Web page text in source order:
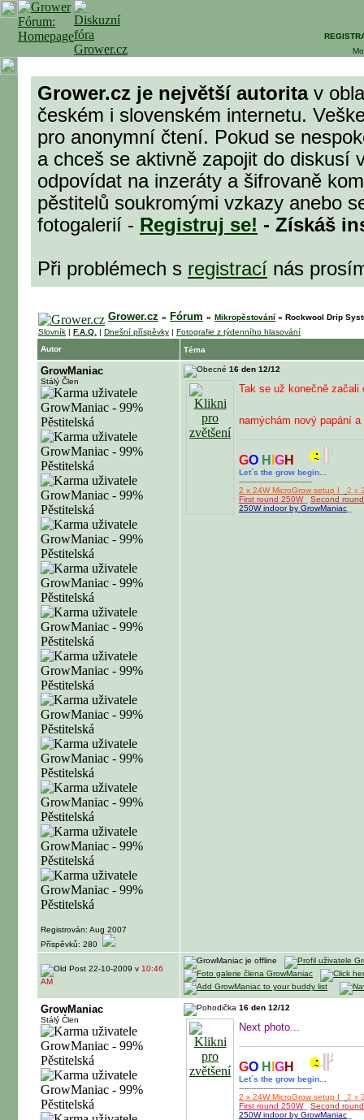
Grower.cz je největší autoritav
českém i slovenském internetu.
pro anonymní čtení. Pokud se
a chceš se aktivně zapojit do diskusí
odpovídat na inzeráty a šifrovaně
pěstitelů soukromými vzkazy anebo
fotogalerií - Registruj se! - Získáš
Při problémech s registrací nás
Grower.cz » Fórum » Mikropěstování » Rockwool Drip
Slovník | F.A.Q. | Dnešní příspěvky | Fotografie z týdenního hlasování
Autor
Téma
GrowManiac
Stálý Člen
Registrován: Aug 2007
Příspěvků: 280
16 den 12/12
Tak se už konečně
namýchám nový papání
GO H GH
Let´s the grow begin...
------------------------------
2 x 24W MicroGrow setup I
2 x
First round 250W_ Second
250W indoor by GrowManiac
22-10-2009 v 10:46
AM
GrowManiac
Stálý Člen
16 den 12/12
Next photo...
GO H GH
Let´s the grow begin...
------------------------------
2 x 24W MicroGrow setup I
2 x
First round 250W_ Second
250W indoor by GrowManiac